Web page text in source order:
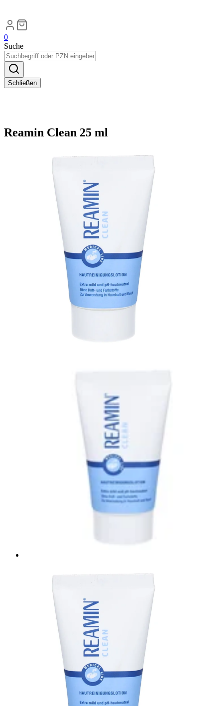
0
Suche
Schließen
Reamin Clean 25 ml